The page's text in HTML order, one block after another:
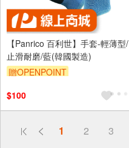
【Panrico 百利世】手套-輕薄型/
止滑耐磨/藍(韓國製造)
贈OPENPOINT
$100
1 2 3
偏遠地區配送